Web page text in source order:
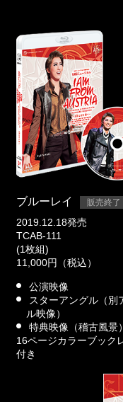
ブルーレイ 販売終了
2019.12.18発売
TCAB-111
(1枚組)
11,000円（税込）
公演映像
スターアングル（別
ル映像）
特典映像（稽古風景）
16ページカラーブック
付き